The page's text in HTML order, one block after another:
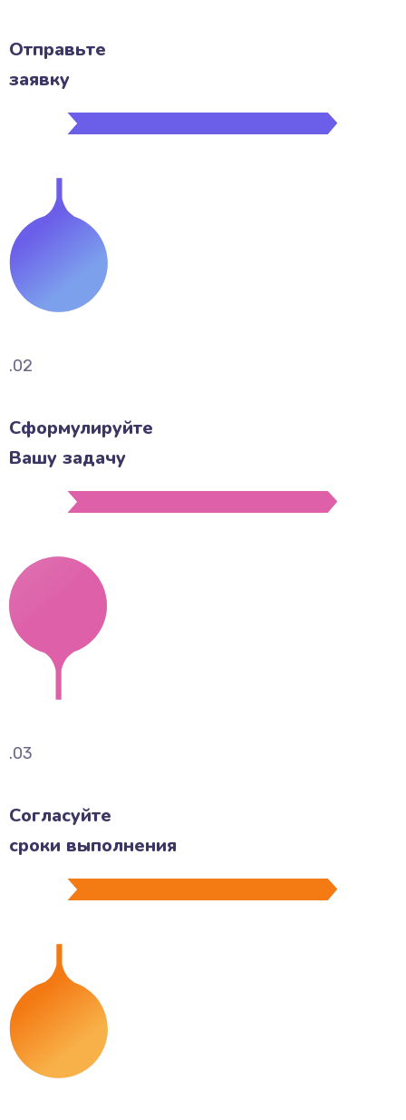
Отправьте
заявку
.02
Сформулируйте
Вашу задачу
.03
Согласуйте
сроки выполнения